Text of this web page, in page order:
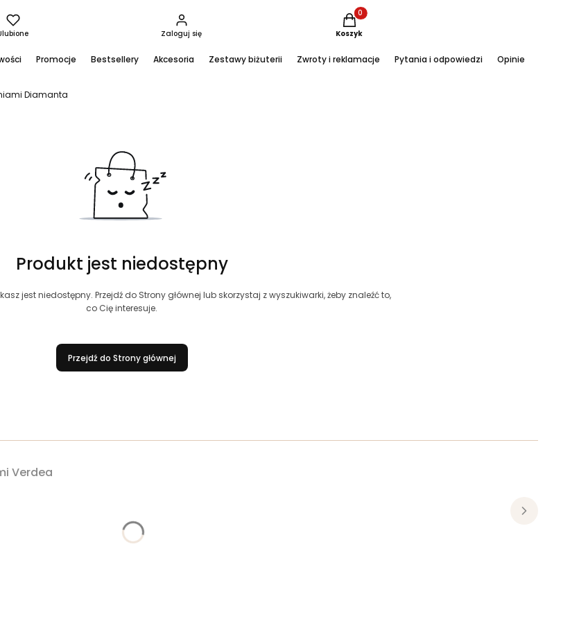
Zaloguj się
Produkty w koszyku: 0. Zobacz szczegóły
Koszyk
Promocje Bestsellery Akcesoria Zestawy biżuterii Zwroty i reklamacje Pytania i odpowiedzi Opinie
Diamanta
Produkt jest niedostępny
jest niedostępny. Przejdź do Strony głównej lub skorzystaj z wyszukiwarki, żeby znaleźć to,
co Cię interesuje.
Przejdź do Strony głównej
Verdea